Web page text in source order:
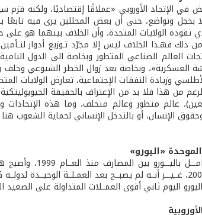
في الإتحاد الأوروبي «عملاقًا إقتصاديًا،
بخجل وتواضع، حتى أن بعض المحللين يرى فيه
تقوده الولايات المتحدة، وأن الخلاف بينهما
ذلك فهـذا الخلاف ليس إلا مجرّد تـوزيع أدوار
العالم الصناعي المتطور وبخاصة الى الدول
العسكرية»، وبخاصة بعد زوال الخطر الشيوعي
وزيادة النفقات الإجتماعية، تعارض الولايات
من هذا فلا بد من الإعتراف بالحقيقة
عالم متطور وعالم متخلف، وما هذه الإتحادات
الإنسان، أو بالتدخل الإنساني لحماية الشعوب
«اليورو»
بدأ
اليورو اليوم ثاني أقوى العمــلات المتداولة على الصعيد